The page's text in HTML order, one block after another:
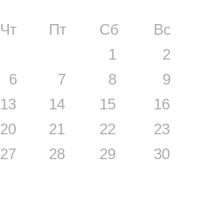
Чт Пт Сб
Вс
1
2
6 7 8
9
13 14 15
16
20 21 22
23
27 28 29
30